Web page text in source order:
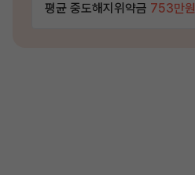
평균 중도해지위약금 753만원